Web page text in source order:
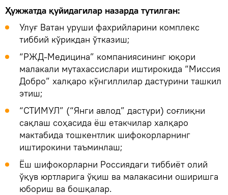
Ҳужжатда қуйидагилар назарда тутилган:
Улуғ Ватан уруши фахрийларини комплекс
тиббий кўрикдан ўтказиш;
“РЖД-Медицина” компаниясининг юқори
малакали мутахассислари иштирокида “Миссия
Добро” халқаро кўнгиллилар дастурини ташкил
этиш;
“СТИМУЛ” (“Янги авлод” дастури) соғлиқни
сақлаш соҳасида ёш етакчилар халқаро
мактабида тошкентлик шифокорларнинг
иштирокини таъминлаш;
Ёш шифокорларни Россиядаги тиббиёт олий
ўқув юртларига ўқиш ва малакасини оширишга
юбориш ва бошқалар.